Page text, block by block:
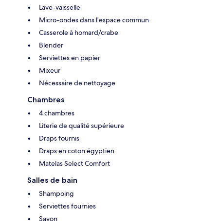
Lave-vaisselle
Micro-ondes dans l'espace commun
Casserole à homard/crabe
Blender
Serviettes en papier
Mixeur
Nécessaire de nettoyage
Chambres
4 chambres
Literie de qualité supérieure
Draps fournis
Draps en coton égyptien
Matelas Select Comfort
Salles de bain
Shampoing
Serviettes fournies
Savon